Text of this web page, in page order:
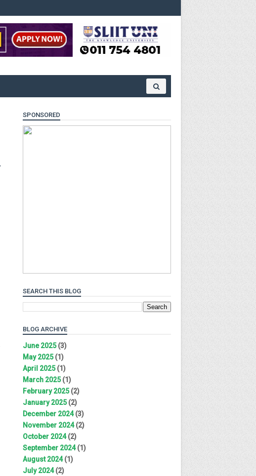
SPONSORED
SEARCH THIS BLOG
BLOG ARCHIVE
June 2025(3)
May 2025(1)
April 2025(1)
March 2025(1)
February 2025(2)
January 2025(2)
December 2024(3)
November 2024(2)
October 2024(2)
September 2024(1)
August 2024(1)
July 2024(2)